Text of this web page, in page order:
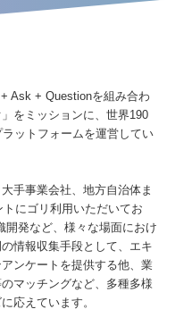
Ask + Questionを組み合わ
をミッションに、世界190
ットフォームを運営してい
手事業会社、地方自治体ま
にゴリ利用いただいてお
開発など、様々な場面におけ
情報収集手段として、エキ
ンケートを提供する他、業
マッチングなど、多種多様
応えています。